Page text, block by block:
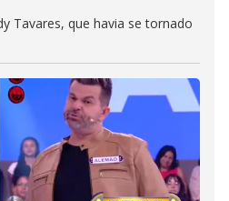
Tavares, que havia se tornado